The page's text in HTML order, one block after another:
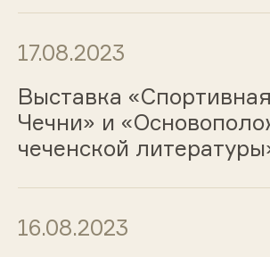
17.08.2023
Выставка
Чечни» и
чеченской
16.08.2023